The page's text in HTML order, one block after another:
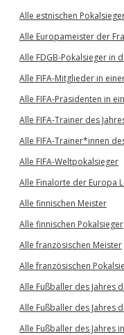
Alle estnischen
Alle Europameister der
Alle FDGB-Pokalsieger in
Alle FIFA-Mitglieder in
Alle FIFA-Präsidenten in
Alle FIFA-Trainer des
Alle FIFA-Trainer*innen
Alle FIFA-Weltpokalsieger
Alle Finalorte der Europa
Alle finnischen Meister
Alle finnischen Pokalsieger
Alle französischen Meister
Alle französischen
Alle Fußballer des Jahres
Alle Fußballer des Jahres
Alle Fußballer des Jahres